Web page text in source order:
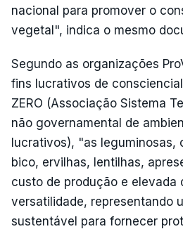
nacional para promover o
vegetal", indica o mesmo
Segundo as organizações
fins lucrativos de
ZERO (Associação Sistema
não governamental de
lucrativos), "as leguminosas,
bico, ervilhas, lentilhas,
custo de produção e elevada
versatilidade, representando
sustentável para fornecer